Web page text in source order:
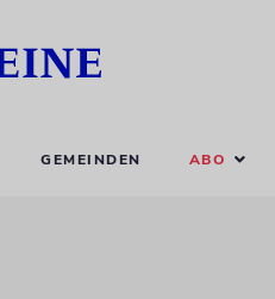
GEMEINDEN ABO